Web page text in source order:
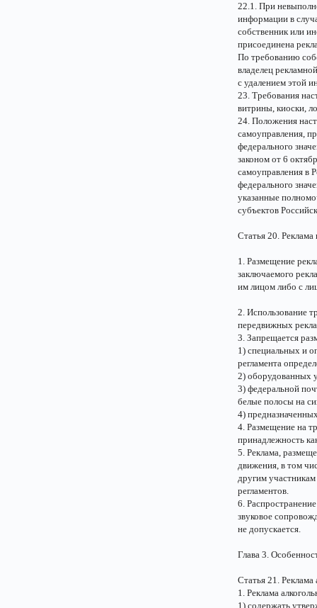
22.1. При
информации в
собственник или
присоединена
По требованию
владелец
с удалением этой
23. Требования
витрины, киоски,
24. Положения
самоуправления,
федерального
законом от 6
самоуправления в
федерального
указанные
субъектов
Статья 20.
1. Размещение
заключаемого
им лицом либо с
2. Использование
передвижных
3. Запрещается
1) специальных и
регламента
2) оборудованных
3) федеральной
белые полосы на
4)
4. Размещение на
принадлежность
5. Реклама,
движения, в том
другим
регламентов.
6.
звуковое
не допускается.
Глава 3.
Статья 21.
1. Реклама
1) содержать